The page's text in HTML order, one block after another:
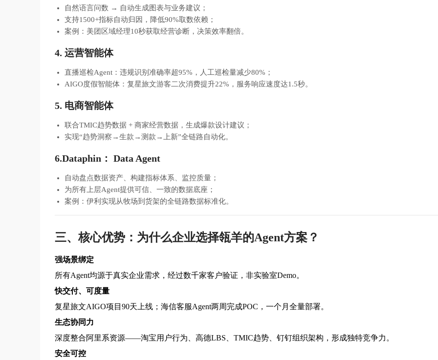
自然语言问数 → 自动生成图表与业务建议；
支持1500+指标自动归因，降低90%取数依赖；
案例：美团区域经理10秒获取经营诊断，决策效率翻倍。
4. 运营智能体
直播巡检Agent：违规识别准确率超95%，人工巡检量减少80%；
AIGO度假智能体：复星旅文游客二次消费提升22%，服务响应速度达1.5秒。
5. 电商智能体
联合TMIC趋势数据 + 商家经营数据，生成爆款设计建议；
实现“趋势洞察→生款→测款→上新”全链路自动化。
6.Dataphin： Data Agent
自动盘点数据资产、构建指标体系、监控质量；
为所有上层Agent提供可信、一致的数据底座；
案例：伊利实现从牧场到货架的全链路数据标准化。
三、核心优势：为什么企业选择瓴羊的Agent方案？
强场景绑定
所有Agent均源于真实企业需求，经过数千家客户验证，非实验室Demo。
快交付、可度量
复星旅文AIGO项目90天上线；海信客服Agent两周完成POC，一个月全量部署。
生态协同力
深度整合阿里系资源——淘宝用户行为、高德LBS、TMIC趋势、钉钉组织架构，形成独特竞争力。
安全可控